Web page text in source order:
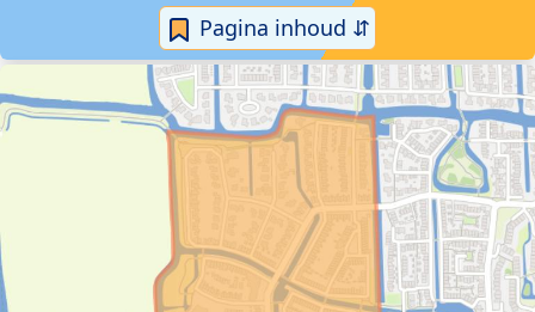
Pagina inhoud ⇵